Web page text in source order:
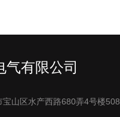
气有限公司
宝山区水产西路680弄4号楼508